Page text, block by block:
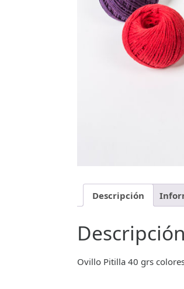
Descripción
Descripción
Ovillo Pitilla 40 grs